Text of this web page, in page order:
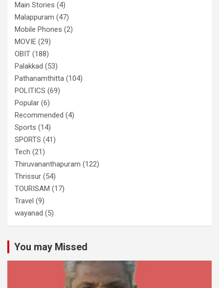
Main Stories (4)
Malappuram (47)
Mobile Phones (2)
MOVIE (29)
OBIT (188)
Palakkad (53)
Pathanamthitta (104)
POLITICS (69)
Popular (6)
Recommended (4)
Sports (14)
SPORTS (41)
Tech (21)
Thiruvananthapuram (122)
Thrissur (54)
TOURISAM (17)
Travel (9)
wayanad (5)
You may Missed